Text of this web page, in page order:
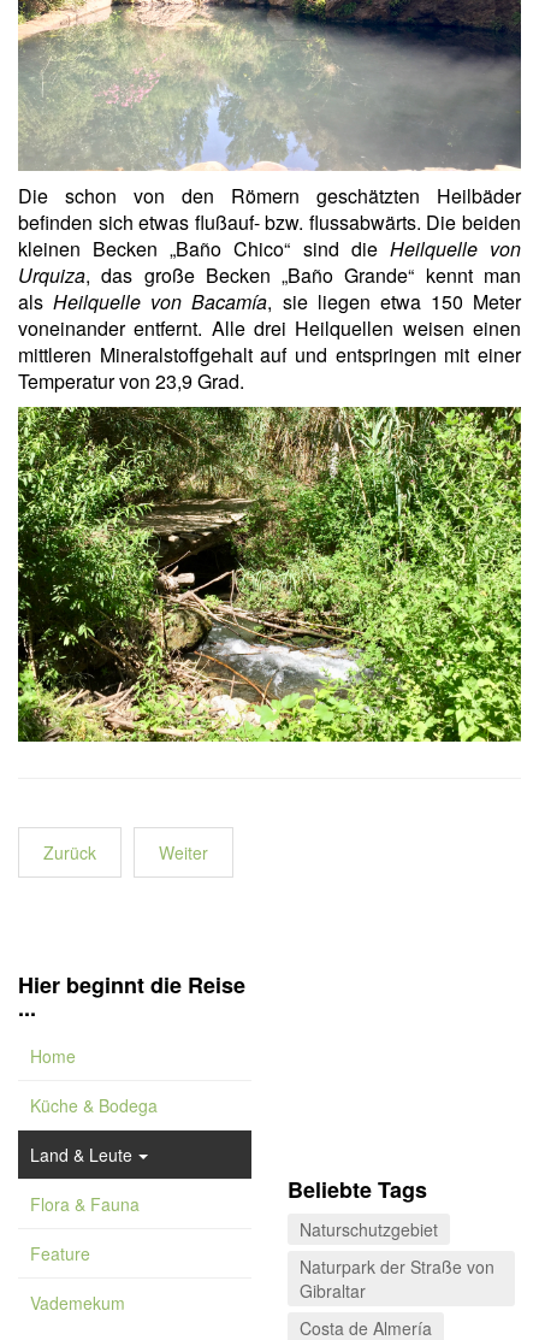
Die schon von den Römern geschätzten Heilbäder
befinden sich etwas flußauf- bzw. flussabwärts. Die beiden
kleinen Becken „Baño Chico“ sind die Heilquelle von
Urquiza, das große Becken „Baño Grande“ kennt man
alsHeilquelle von Bacamía, sie liegen etwa 150 Meter
voneinander entfernt. Alle drei Heilquellen weisen einen
mittleren Mineralstoffgehalt auf und entspringen mit einer
Temperatur von 23,9 Grad.
Zurück Weiter
Hier beginnt die Reise
...
Home
Küche & Bodega
Land & Leute
Flora & Fauna
Feature
Vademekum
Beliebte Tags
Naturschutzgebiet
Naturpark der Straße von
Gibraltar
Costa de Almería